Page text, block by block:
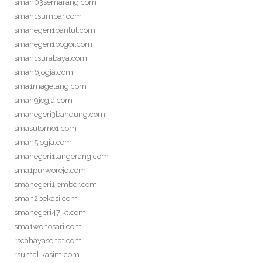
sman03semarang.com
sman1sumbar.com
smanegeri1bantul.com
smanegeri1bogor.com
sman1surabaya.com
sman6jogja.com
sma1magelang.com
sman9jogja.com
smanegeri3bandung.com
smasutomo1.com
sman5jogja.com
smanegeri1tangerang.com
sma1purworejo.com
smanegeri1jember.com
sman2bekasi.com
smanegeri47jkt.com
sma1wonosari.com
rscahayasehat.com
rsumalikasim.com